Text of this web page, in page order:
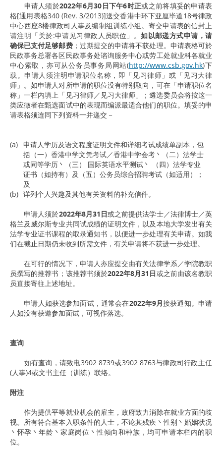
申请人须於2022年6月30日下午6时正或之前将填妥的申请表
格[通用表格340 (Rev. 3/2013)]送交香港中环下亚厘毕道18号律政
中心西座8楼律政司人事及编制组训练小组。寄交申请表的信封上
请注明「关於:申请见习律政人员职位」。如以邮递方式申请，请
确保已支付足够邮费；过期提交的申请将不获处理。申请表格可於
民政事务总署各区民政事务处谘询服务中心或劳工处就业科各就业
中心索取，亦可从公务员事务局网站(http://www.csb.gov.hk)下
载。申请人须注明申请职位名称，即「见习律师」或「见习大律
师」。如申请人对所申请的职位没有特别取向，可在「申请职位名
称」一栏内填上「见习律师／见习大律师」；遴选委员会将按这一
类应徵者在甄选面试中的表现而编派最适合他们的职位。填妥的申
请表格须连同下列资料一并递交－
(a) 申请人学历及语文程度证明文件和详细考试成绩单副本，包
括（一）香港中学文凭考试／香港中学会考丶（二）法学士
或同等学历丶（三） 国际英语水平测试丶 （四）法学专业
证书（如持有）及（五）公务员综合招聘考试（如适用）；
及
(b) 详列个人兴趣及其他有关资料的补充信件。
申请人须於2022年8月31日或之前提供法学士／法律博士／英
格兰及威尔斯专业共同试成绩的证明文件，以及本地大学发出有关
法学专业证书课程的取录通知书，以便进一步处理有关申请。如我
们在截止日期仍未收到所需文件，有关申请将不获进一步处理。
在可行的情况下，申请人亦应提交由有关法律学系／学院教职
员撰写的推荐书；该推荐书须於2022年8月31日或之前由该名教职
员直接寄往上述地址。
申请人如获选参加面试，通常会在2022年9月接获通知。申请
人如没有获邀参加面试，可视作落选。
查询
如有查询，请致电3902 8739或3902 8763与律政司行政主任
(人事)4或文书主任（训练）联络。
附注
作为提供平等就业机会的雇主，政府致力消除在就业方面的歧
视。所有符合基本入职条件的人士，不论其残疾丶性别丶婚姻状况
丶怀孕丶年龄丶家庭岗位丶性倾向和种族，均可申请本栏内的职
位。